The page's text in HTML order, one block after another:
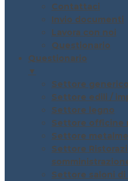
Contattaci
Invio documenti
Lavora con noi
Questionario
Questionario
▼
Settore generico
Settore edili /
Settore legno
Settore officine
Settore
Settore
Settore saloni